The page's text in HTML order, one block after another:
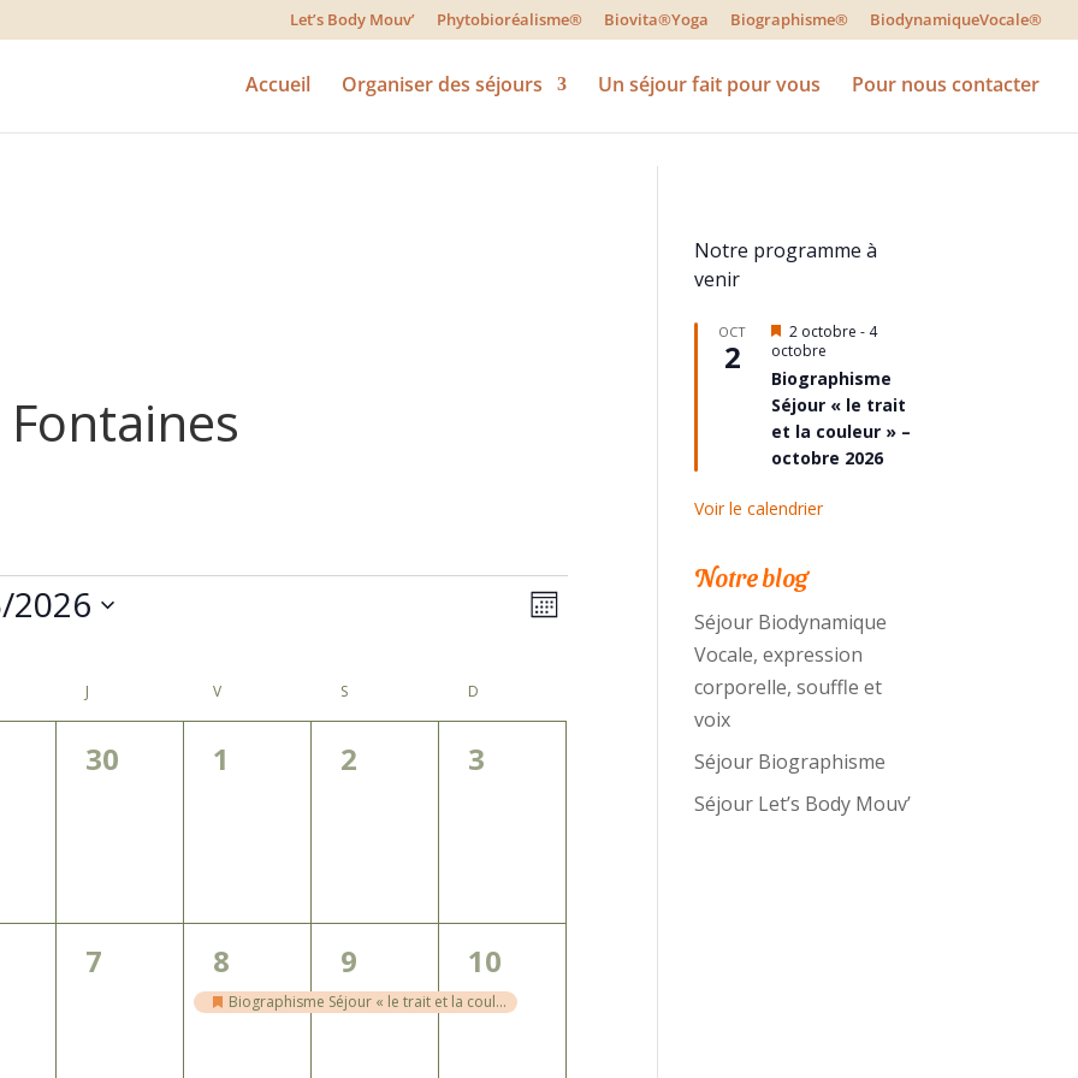
Let’s Body Mouv’ Phytobioréalisme® Biovita®Yoga Biographisme® BiodynamiqueVocale®
Accueil Organiser des séjours Un séjour fait pour vous Pour nous contacter
Navigation
consultations
Navigation
Mois
2026
J VVENDREDI S D
0
30
0
1
0
2
0
3
0
évènement,
7
1
évènement,
8
Mis
Biographisme Séjour « le trait et la couleur » – mai 2026
1
évènement,
9
1
évènement,
10
Notre programme à
venir
OCT
2
Mis
en
2 octobre - 4
octobre
Biographisme
Séjour « le trait
et la couleur » –
octobre 2026
Voir le calendrier
Notre blog
Séjour Biodynamique
Vocale, expression
corporelle, souffle et
voix
Séjour Biographisme
Séjour Let’s Body Mouv’